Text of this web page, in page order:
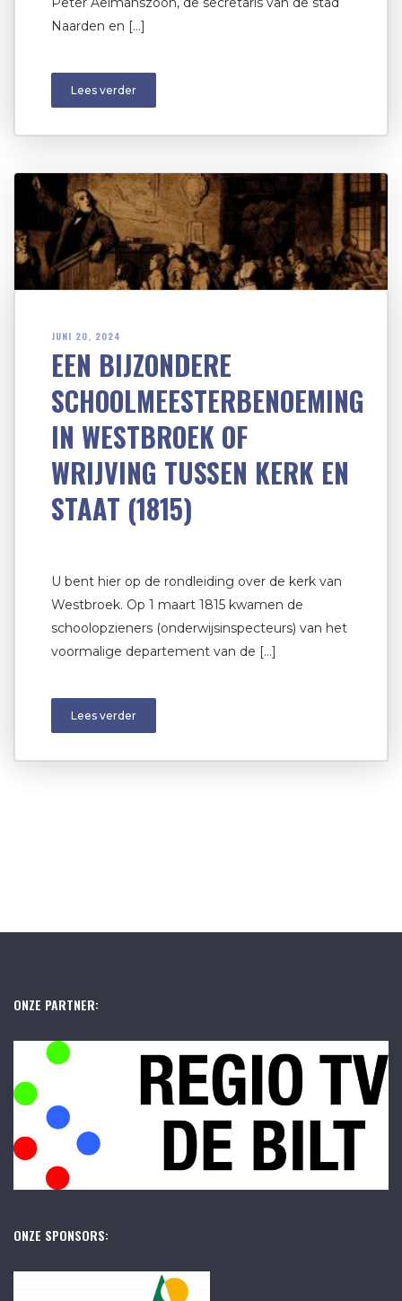
Naarden en […]
Lees verder
JUNI 20, 2024
EEN BIJZONDERE
SCHOOLMEESTERBENOEMING
IN WESTBROEK OF
WRIJVING TUSSEN KERK EN
STAAT (1815)
U bent hier op de rondleiding over de kerk van
Westbroek. Op 1 maart 1815 kwamen de
schoolopzieners (onderwijsinspecteurs) van het
voormalige departement van de […]
Lees verder
ONZE PARTNER:
ONZE SPONSORS: